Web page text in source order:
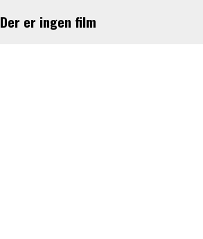
Der er ingen film